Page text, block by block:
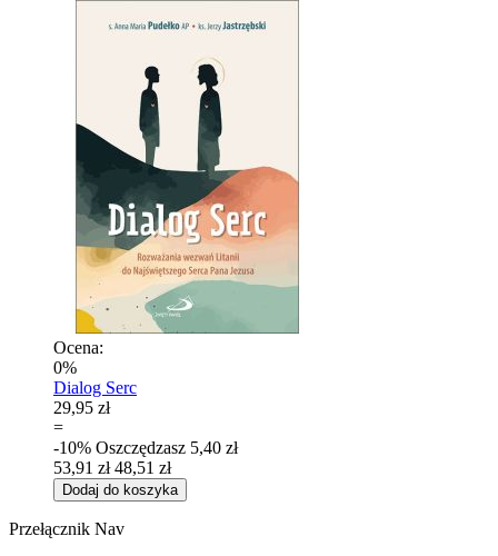
Ocena:
0%
Dialog Serc
29,95 zł
=
-10% Oszczędzasz 5,40 zł
53,91 zł 48,51 zł
Dodaj do koszyka
Przełącznik Nav